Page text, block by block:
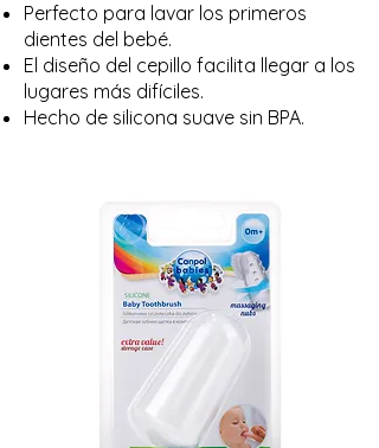
Perfecto para lavar los primeros
dientes del bebé.
El diseño del cepillo facilita llegar a los
lugares más difíciles.
Hecho de silicona suave sin BPA.